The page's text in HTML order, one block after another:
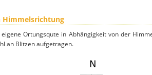
Himmelsrichtung
Ortungsqute in Abhängigkeit von der
an Blitzen aufgetragen.